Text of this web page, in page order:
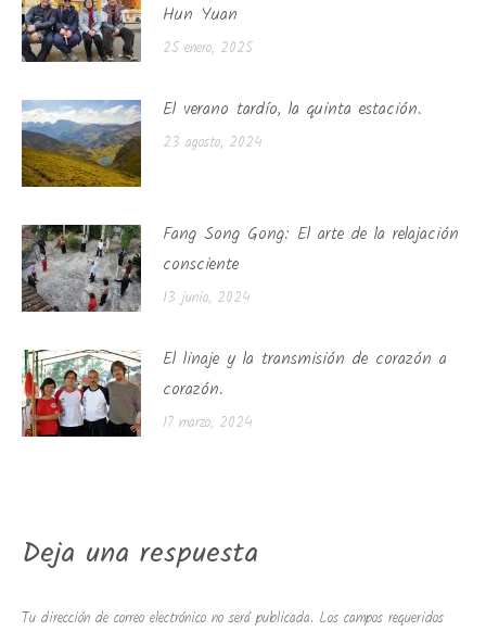
Hun Yuan
25 enero, 2025
El verano tardío, la quinta estación.
23 agosto, 2024
Fang Song Gong: El arte de la relajación
consciente
13 junio, 2024
El linaje y la transmisión de corazón a
corazón.
17 marzo, 2024
Deja una respuesta
Tu dirección de correo electrónico no será publicada. Los campos requeridos